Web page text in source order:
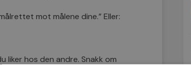
mot målene dine.” Eller:
liker hos den andre. Snakk om